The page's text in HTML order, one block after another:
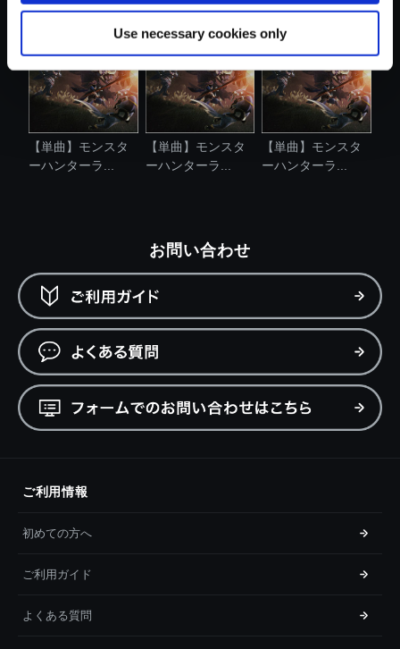
Use necessary cookies only
【単曲】モンスタ
ーハンターラ...
【単曲】モンスタ
ーハンターラ...
【単曲】モンスタ
ーハンターラ...
お問い合わせ
ご利用情報
初めての方へ
ご利用ガイド
よくある質問